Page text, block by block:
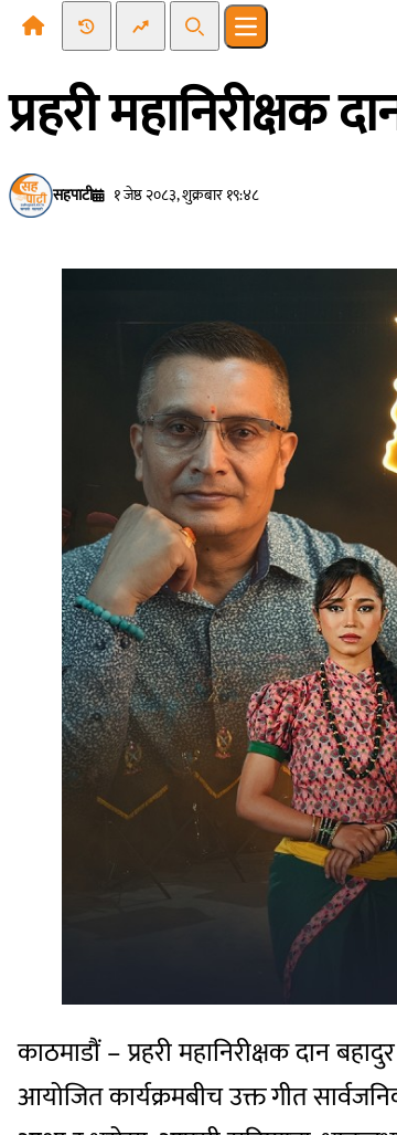
Recent NewsTrending News
SearchOpen main menu
प्रहरी महानिरीक्षक
सहपाटी १ जेष्ठ २०८३, शुक्रबार १९:४८
काठमाडौं – प्रहरी महानिरीक्षक दान
आयोजित कार्यक्रमबीच उक्त गीत